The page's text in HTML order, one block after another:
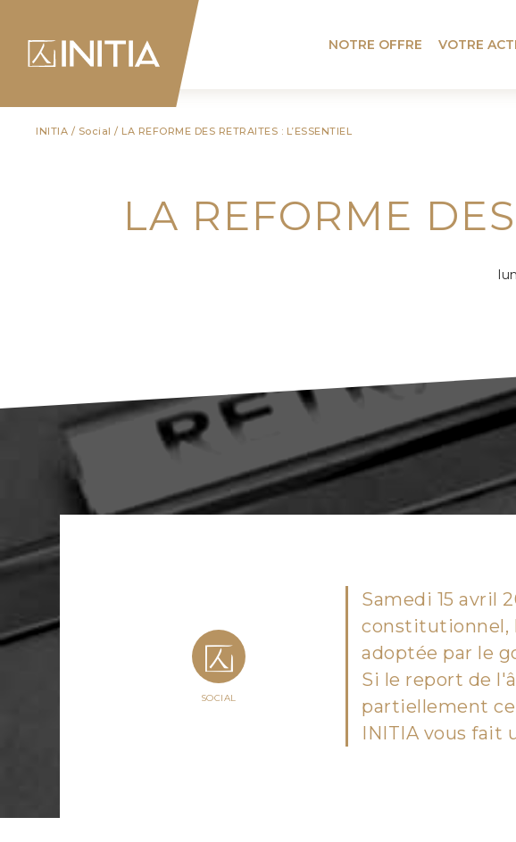
NOTRE OFFRE VOTRE
INITIA / Social / LA REFORME DES RETRAITES : L’ESSENTIEL
LA REFORME
SOCIAL
Samedi 15 avril
constitutionnel,
adoptée par le
Si le report de
partiellement
INITIA vous fait